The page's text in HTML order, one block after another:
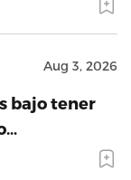
Aug 3, 2026
bajo tener